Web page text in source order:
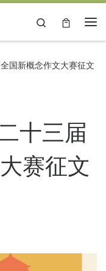
Search
国新概念作文大赛征文
十三届
赛征文